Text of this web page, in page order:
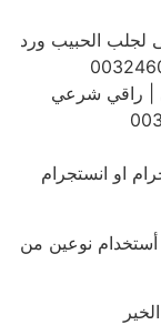
لجلب الحبيب ورد
| راقي شرعي
او انستجرام
أستخدام نوعين من